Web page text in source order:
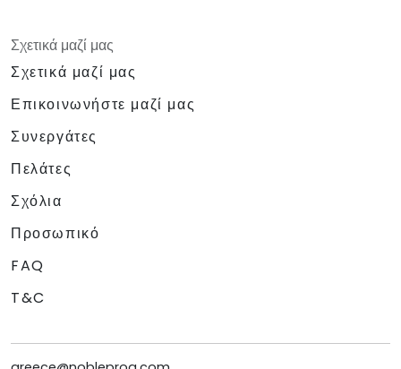
Σχετικά μαζί μας
Σχετικά μαζί μας
Επικοινωνήστε μαζί μας
Συνεργάτες
Πελάτες
Σχόλια
Προσωπικό
FAQ
T&C